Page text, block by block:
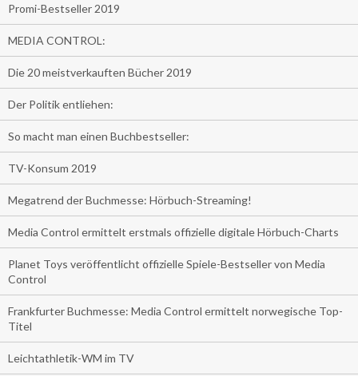
Promi-Bestseller 2019
MEDIA CONTROL:
Die 20 meistverkauften Bücher 2019
Der Politik entliehen:
So macht man einen Buchbestseller:
TV-Konsum 2019
Megatrend der Buchmesse: Hörbuch-Streaming!
Media Control ermittelt erstmals offizielle digitale Hörbuch-Charts
Planet Toys veröffentlicht offizielle Spiele-Bestseller von Media
Control
Frankfurter Buchmesse: Media Control ermittelt norwegische Top-
Titel
Leichtathletik-WM im TV